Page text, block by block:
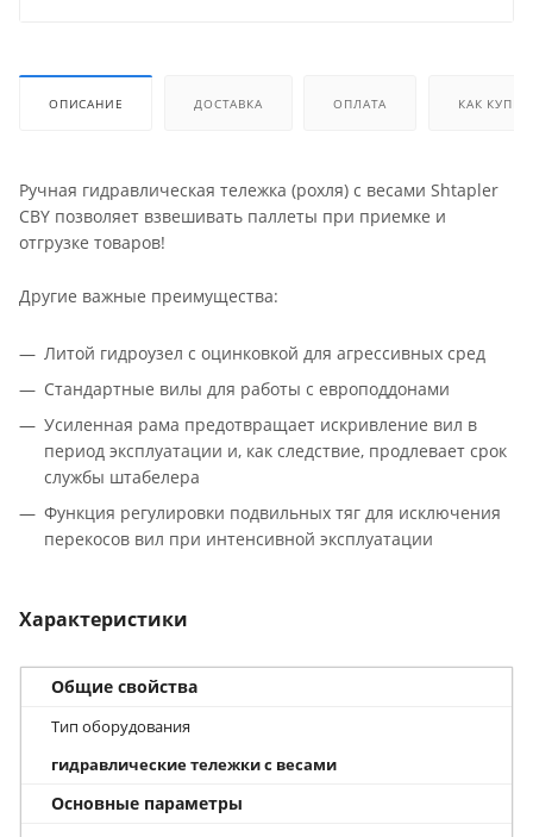
ОПИСАНИЕ ДОСТАВКА ОПЛАТА КАК
Ручная гидравлическая тележка (рохля) с весами Shtapler
CBY позволяет взвешивать паллеты при приемке и
отгрузке товаров!
Другие важные преимущества:
Литой гидроузел с оцинковкой для агрессивных сред
Стандартные вилы для работы с европоддонами
Усиленная рама предотвращает искривление вил в
период эксплуатации и, как следствие, продлевает срок
службы штабелера
Функция регулировки подвильных тяг для исключения
перекосов вил при интенсивной эксплуатации
Характеристики
Общие свойства
Тип оборудования
гидравлические тележки с весами
Основные параметры